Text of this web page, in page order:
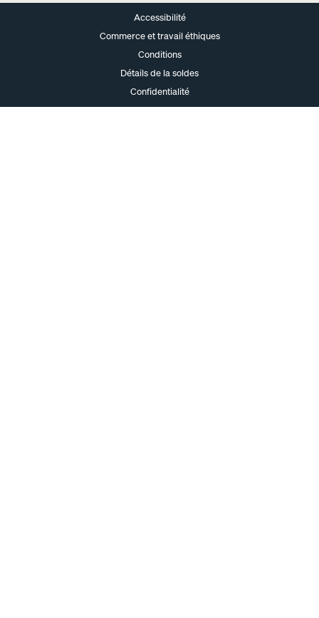
Accessibilité
Commerce et travail éthiques
Conditions
Détails de la soldes
Confidentialité